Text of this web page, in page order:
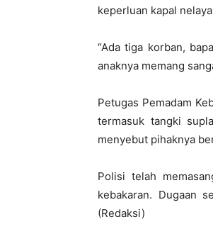
keperluan kapal
“Ada tiga korban,
anaknya memang
Petugas Pemadam
termasuk tangki
menyebut pihaknya
Polisi telah
kebakaran. Dugaan
(Redaksi)